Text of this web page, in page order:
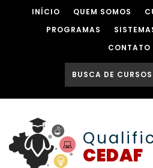
INÍCIO QUEM SOMOS
PROGRAMAS
CONTATO
CEDAF